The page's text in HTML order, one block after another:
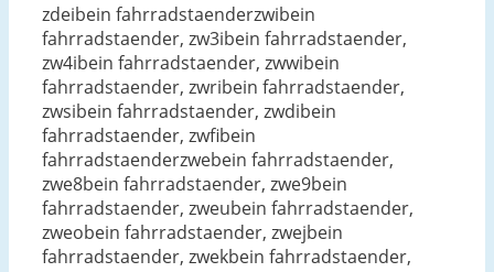
zdeibein fahrradstaenderzwibein
fahrradstaender, zw3ibein fahrradstaender,
zw4ibein fahrradstaender, zwwibein
fahrradstaender, zwribein fahrradstaender,
zwsibein fahrradstaender, zwdibein
fahrradstaender, zwfibein
fahrradstaenderzwebein fahrradstaender,
zwe8bein fahrradstaender, zwe9bein
fahrradstaender, zweubein fahrradstaender,
zweobein fahrradstaender, zwejbein
fahrradstaender, zwekbein fahrradstaender,